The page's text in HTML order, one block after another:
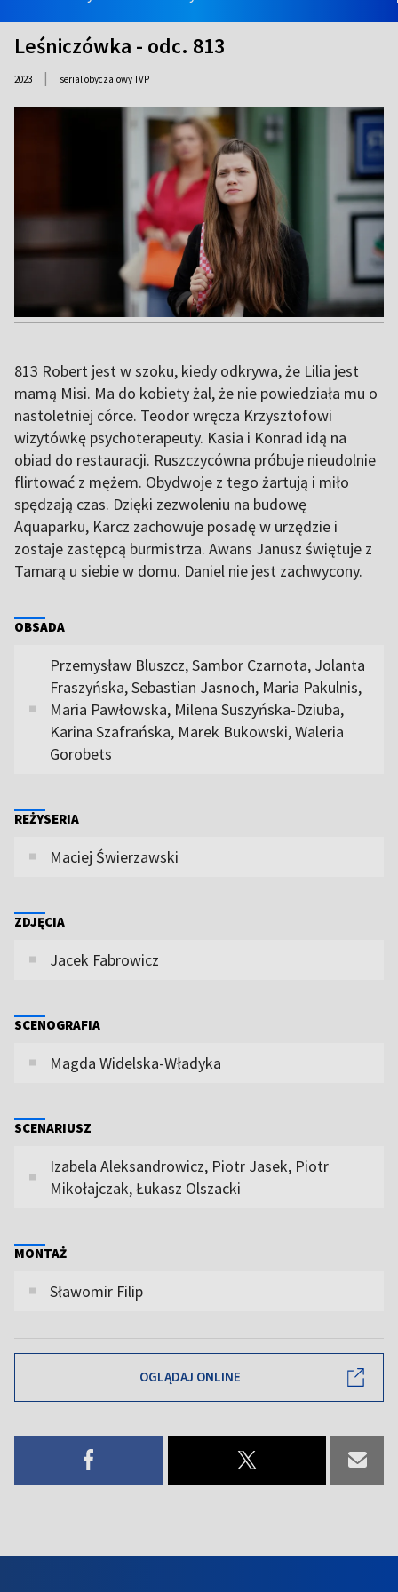
Leśniczówka - odc. 813
2023 | serial obyczajowy TVP
813 Robert jest w szoku, kiedy odkrywa, że Lilia jest
mamą Misi. Ma do kobiety żal, że nie powiedziała mu o
nastoletniej córce. Teodor wręcza Krzysztofowi
wizytówkę psychoterapeuty. Kasia i Konrad idą na
obiad do restauracji. Ruszczycówna próbuje nieudolnie
flirtować z mężem. Obydwoje z tego żartują i miło
spędzają czas. Dzięki zezwoleniu na budowę
Aquaparku, Karcz zachowuje posadę w urzędzie i
zostaje zastępcą burmistrza. Awans Janusz świętuje z
Tamarą u siebie w domu. Daniel nie jest zachwycony.
OBSADA
Przemysław Bluszcz, Sambor Czarnota, Jolanta
Fraszyńska, Sebastian Jasnoch, Maria Pakulnis,
Maria Pawłowska, Milena Suszyńska-Dziuba,
Karina Szafrańska, Marek Bukowski, Waleria
Gorobets
REŻYSERIA
Maciej Świerzawski
ZDJĘCIA
Jacek Fabrowicz
SCENOGRAFIA
Magda Widelska-Władyka
SCENARIUSZ
Izabela Aleksandrowicz, Piotr Jasek, Piotr
Mikołajczak, Łukasz Olszacki
MONTAŻ
Sławomir Filip
OGLĄDAJ ONLINE